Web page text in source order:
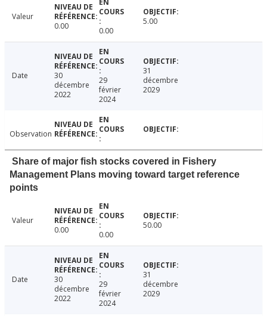
Valeur
0.00
0.00
5.00
Date
30
décembre
2022
29
février
2024
31
décembre
2029
Observation
Share of major fish stocks covered in Fishery
Management Plans moving toward target reference
points
Valeur
0.00
0.00
50.00
Date
30
décembre
2022
29
février
2024
31
décembre
2029